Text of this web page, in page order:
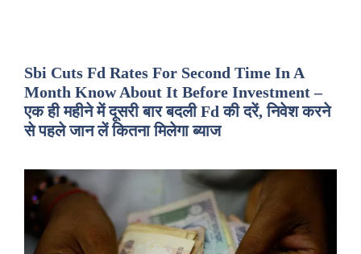
Sbi Cuts Fd Rates For Second Time In A
Month Know About It Before Investment –
एक ही महीने में दूसरी बार बदली Fd की दरें, निवेश करने
से पहले जान लें कितना मिलेगा ब्याज